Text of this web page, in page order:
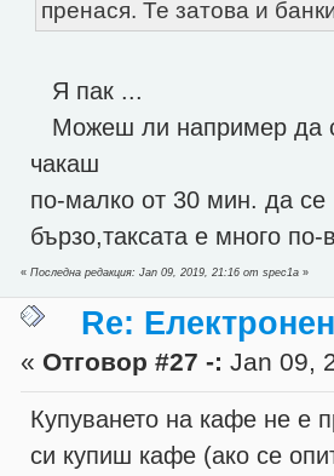
пренася. Те затова и
Я пак ...
Можеш ли например да
чакаш
по-малко от 30 мин. да се
бързо,таксата е много по-
«Последна редакция: Jan 09, 2019, 21:16 от spec1a »
Re:
« Отговор #27 -: Jan 09,
Купуването на кафе не е
си купиш кафе (ако се